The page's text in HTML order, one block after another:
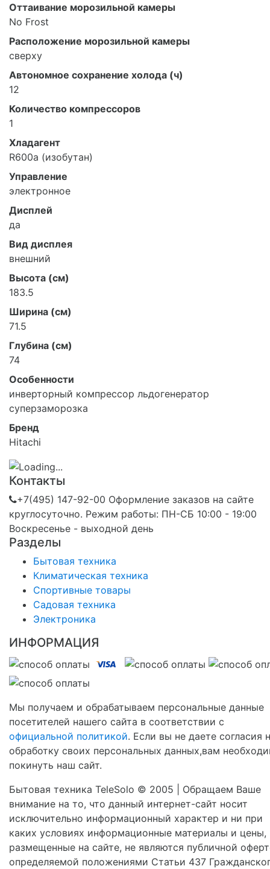
Оттаивание морозильной камеры
No Frost
Расположение морозильной камеры
сверху
Автономное сохранение холода (ч)
12
Количество компрессоров
1
Хладагент
R600a (изобутан)
Управление
электронное
Дисплей
да
Вид дисплея
внешний
Высота (см)
183.5
Ширина (см)
71.5
Глубина (см)
74
Особенности
инверторный компрессор льдогенератор
суперзаморозка
Бренд
Hitachi
Контакты
+7(495) 147-92-00 Оформление заказов на сайте
круглосуточно. Режим работы: ПН-СБ 10:00 - 19:00
Воскресенье - выходной день
Разделы
Бытовая техника
Климатическая техника
Спортивные товары
Садовая техника
Электроника
ИНФОРМАЦИЯ
Мы получаем и обрабатываем персональные данные
посетителей нашего сайта в соответствии с
официальной политикой. Если вы не даете согласия
обработку своих персональных данных,вам
покинуть наш сайт.
Бытовая техника TeleSolo © 2005 | Обращаем Ваше
внимание на то, что данный интернет-сайт носит
исключительно информационный характер и ни при
каких условиях информационные материалы и цены,
размещенные на сайте, не являются публичной
определяемой положениями Статьи 437